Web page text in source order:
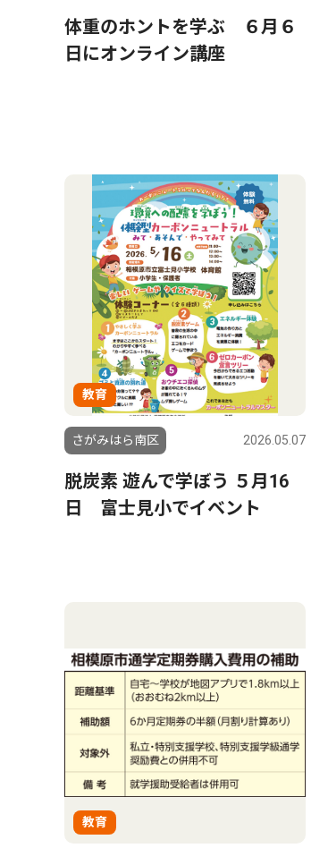
体重のホントを学ぶ ６月６
日にオンライン講座
教育
さがみはら南区 2026.05.07
脱炭素 遊んで学ぼう ５月16
日 富士見小でイベント
教育